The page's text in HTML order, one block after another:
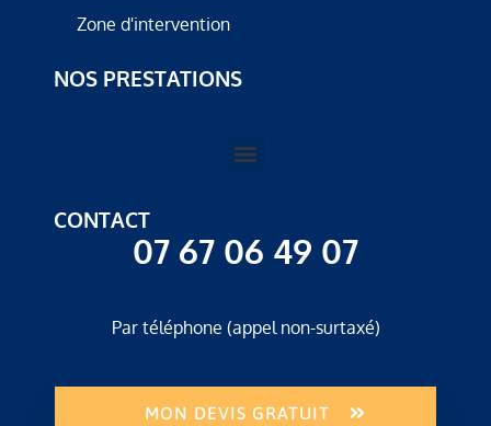
Zone d'intervention
NOS PRESTATIONS
CONTACT
07 67 06 49 07
Par téléphone (appel non-surtaxé)
MON DEVIS GRATUIT